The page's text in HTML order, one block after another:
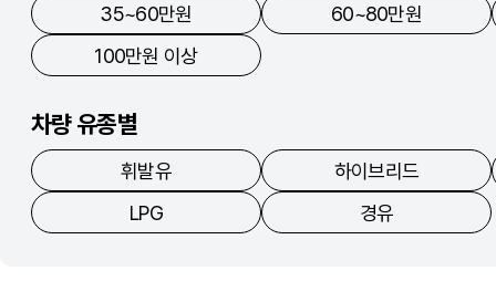
35~60만원
60~80만원
100만원 이상
차량 유종별
휘발유
하이브리드
LPG
경유